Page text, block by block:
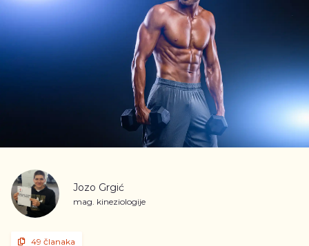
Jozo Grgić
mag. kineziologije
49 članaka